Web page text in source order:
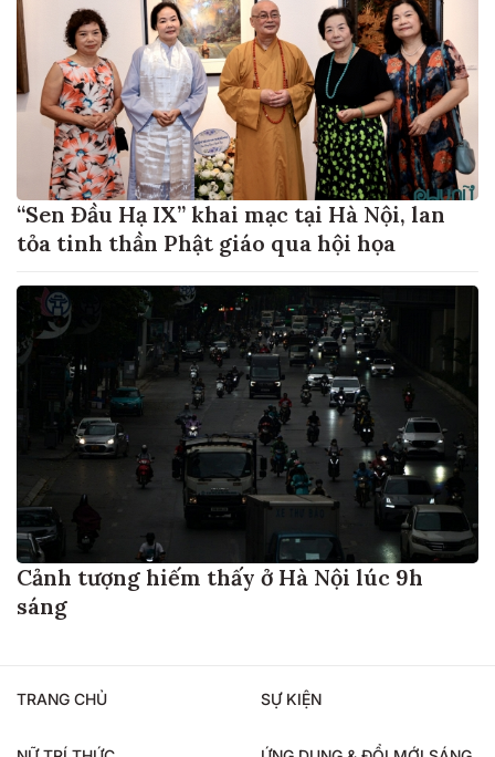
“Sen Đầu Hạ IX” khai mạc tại Hà Nội, lan
tỏa tinh thần Phật giáo qua hội họa
Cảnh tượng hiếm thấy ở Hà Nội lúc 9h
sáng
TRANG CHỦ SỰ KIỆN